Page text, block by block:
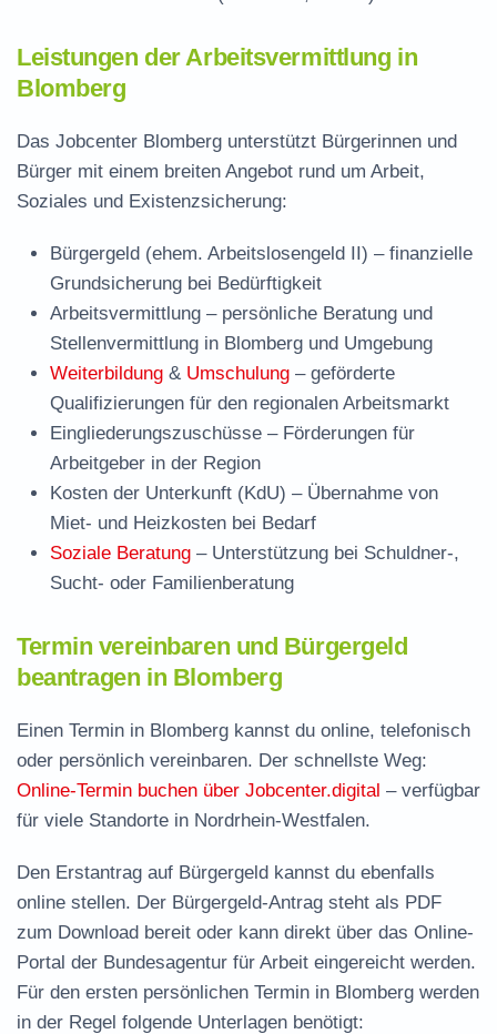
Leistungen der Arbeitsvermittlung in
Blomberg
Das Jobcenter Blomberg unterstützt Bürgerinnen und
Bürger mit einem breiten Angebot rund um Arbeit,
Soziales und Existenzsicherung:
Bürgergeld (ehem. Arbeitslosengeld II) – finanzielle
Grundsicherung bei Bedürftigkeit
Arbeitsvermittlung – persönliche Beratung und
Stellenvermittlung in Blomberg und Umgebung
Weiterbildung & Umschulung – geförderte
Qualifizierungen für den regionalen Arbeitsmarkt
Eingliederungszuschüsse – Förderungen für
Arbeitgeber in der Region
Kosten der Unterkunft (KdU) – Übernahme von
Miet- und Heizkosten bei Bedarf
Soziale Beratung – Unterstützung bei Schuldner-,
Sucht- oder Familienberatung
Termin vereinbaren und Bürgergeld
beantragen in Blomberg
Einen Termin in Blomberg kannst du online, telefonisch
oder persönlich vereinbaren. Der schnellste Weg:
Online-Termin buchen über Jobcenter.digital – verfügbar
für viele Standorte in Nordrhein-Westfalen.
Den Erstantrag auf Bürgergeld kannst du ebenfalls
online stellen. Der Bürgergeld-Antrag steht als PDF
zum Download bereit oder kann direkt über das Online-
Portal der Bundesagentur für Arbeit eingereicht werden.
Für den ersten persönlichen Termin in Blomberg werden
in der Regel folgende Unterlagen benötigt: